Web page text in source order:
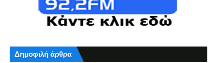
Δημοφιλή άρθρα